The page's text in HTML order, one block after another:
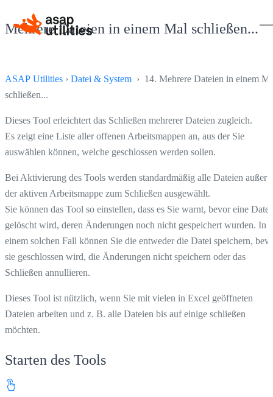
Mehrere Dateien in einem Mal schließen...
ASAP Utilities › Datei & System › 14. Mehrere Dateien in einem
schließen...
Dieses Tool erleichtert das Schließen mehrerer Dateien zugleich.
Es zeigt eine Liste aller offenen Arbeitsmappen an, aus der Sie
auswählen können, welche geschlossen werden sollen.
Bei Aktivierung des Tools werden standardmäßig alle Dateien außer
der aktiven Arbeitsmappe zum Schließen ausgewählt.
Sie können das Tool so einstellen, dass es Sie warnt, bevor eine Datei
gelöscht wird, deren Änderungen noch nicht gespeichert wurden. In
einem solchen Fall können Sie die entweder die Datei speichern,
sie geschlossen wird, die Änderungen nicht speichern oder das
Schließen annullieren.
Dieses Tool ist nützlich, wenn Sie mit vielen in Excel geöffneten
Dateien arbeiten und z. B. alle Dateien bis auf einige schließen
möchten.
Starten des Tools